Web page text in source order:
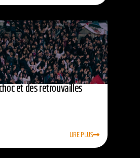
et des retrouvailles
LIRE PLUS